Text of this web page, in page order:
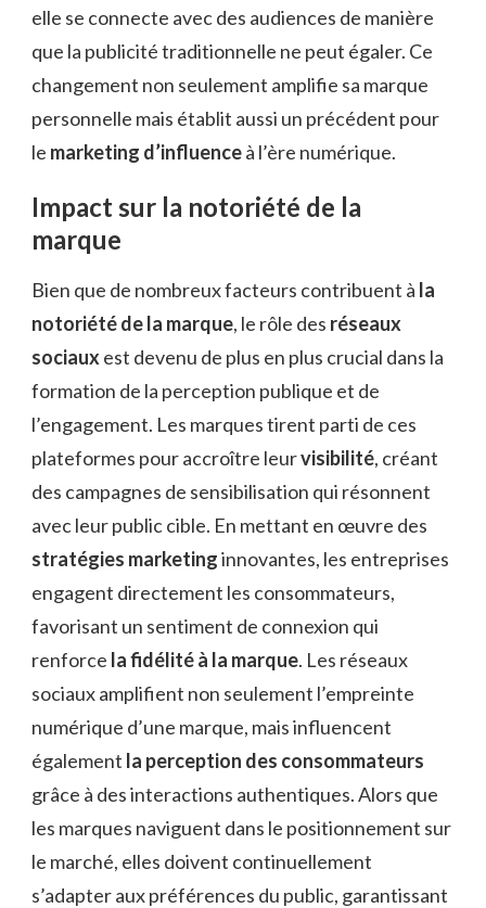
elle se connecte avec des audiences de manière
que la publicité traditionnelle ne peut égaler. Ce
changement non seulement amplifie sa marque
personnelle mais établit aussi un précédent pour
le marketing d’influenceà l’ère numérique.
Impact sur la notoriété de la
marque
Bien que de nombreux facteurs contribuent à la
notoriété de la marque, le rôle des réseaux
sociaux est devenu de plus en plus crucial dans la
formation de la perception publique et de
l’engagement. Les marques tirent parti de ces
plateformes pour accroître leurvisibilité, créant
des campagnes de sensibilisation qui résonnent
avec leur public cible. En mettant en œuvre des
stratégies marketinginnovantes, les entreprises
engagent directement les consommateurs,
favorisant un sentiment de connexion qui
renforce la fidélité à la marque. Les réseaux
sociaux amplifient non seulement l’empreinte
numérique d’une marque, mais influencent
également la perception des consommateurs
grâce à des interactions authentiques. Alors que
les marques naviguent dans le positionnement sur
le marché, elles doivent continuellement
s’adapter aux préférences du public, garantissant